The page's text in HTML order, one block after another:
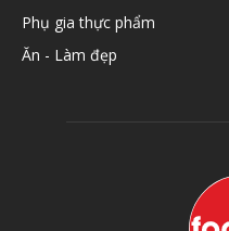
Phụ gia thực phẩm
Ăn - Làm đẹp